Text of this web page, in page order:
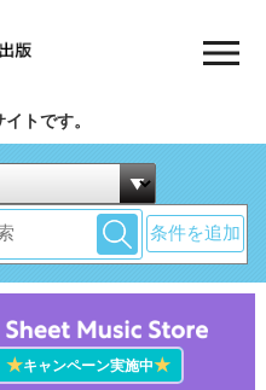
トです。
条件を追加
★キャンペーン実施中★